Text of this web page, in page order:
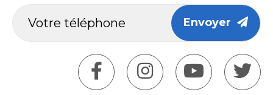
Envoyer